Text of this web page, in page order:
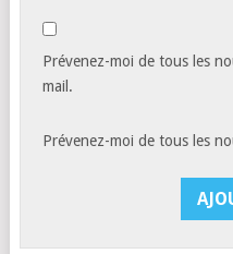
Prévenez-moi de tous les
mail.
Prévenez-moi de tous les